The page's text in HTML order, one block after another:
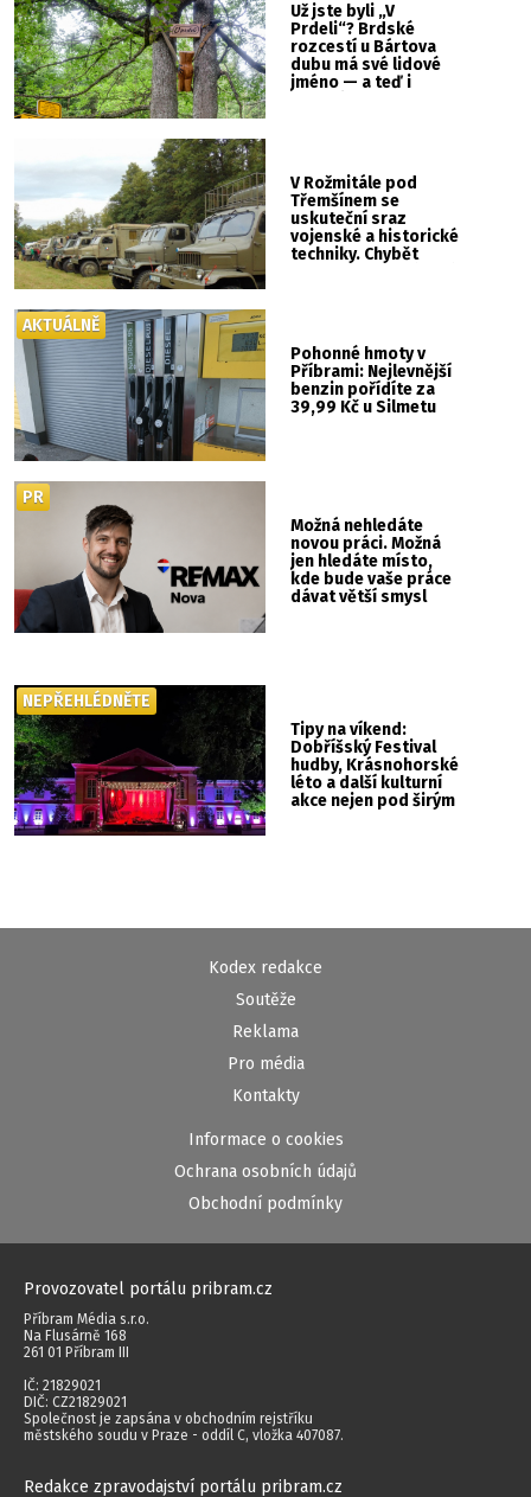
Už jste byli „V
Prdeli“? Brdské
rozcestí u Bártova
dubu má své lidové
jméno — a teď i
V Rožmitále pod
Třemšínem se
uskuteční sraz
vojenské a historické
techniky. Chybět
Pohonné hmoty v
Příbrami: Nejlevnější
benzin pořídíte za
39,99 Kč u Silmetu
AKTUÁLNĚ
Možná nehledáte
novou práci. Možná
jen hledáte místo,
kde bude vaše práce
dávat větší smysl
PR
Tipy na víkend:
Dobříšský Festival
hudby, Krásnohorské
léto a další kulturní
akce nejen pod širým
NEPŘEHLÉDNĚTE
Kodex redakce
Soutěže
Reklama
Pro média
Kontakty
Informace o cookies
Ochrana osobních údajů
Obchodní podmínky
Provozovatel portálu pribram.cz
Příbram Média s.r.o.
Na Flusárně 168
261 01 Příbram III
IČ: 21829021
DIČ: CZ21829021
Společnost je zapsána v obchodním rejstříku
městského soudu v Praze - oddíl C, vložka 407087.
Redakce zpravodajství portálu pribram.cz